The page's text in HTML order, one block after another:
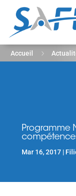
Accueil 5
Programme
Mar 16, 2017